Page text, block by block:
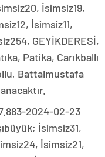
İsimsiz19,
İsimsiz11,
GEYİKDERESİ,
Patika, Carıkballı
Battalmustafa
2024-02-23
İsimsiz31,
İsimsiz21,